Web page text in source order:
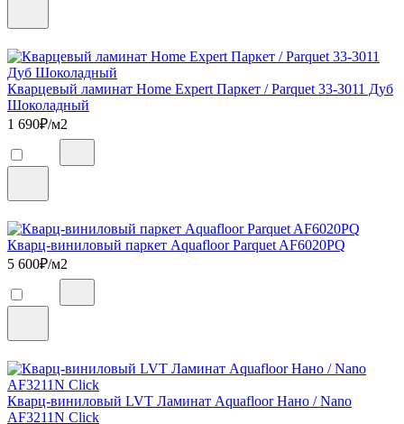
Кварцевый ламинат Home Expert Паркет / Parquet 33-3011 Дуб
Шоколадный
1 690₽/м2
Кварц-виниловый паркет Aquafloor Parquet AF6020PQ
5 600₽/м2
Кварц-виниловый LVT Ламинат Aquafloor Нано / Nano
AF3211N Click